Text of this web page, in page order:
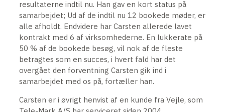
resultaterne indtil nu. Han gav en kort status på
samarbejdet; Ud af de indtil nu 12 bookede møder, er
alle afholdt. Endvidere har Carsten allerede lavet
kontrakt med 6 af virksomhederne. En lukkerate på
50 % af de bookede besøg, vil nok af de fleste
betragtes som en succes, i hvert fald har det
overgået den forventning Carsten gik ind i
samarbejdet med os på, fortæller han.
Carsten er i øvrigt henvist af en kunde fra Vejle, som